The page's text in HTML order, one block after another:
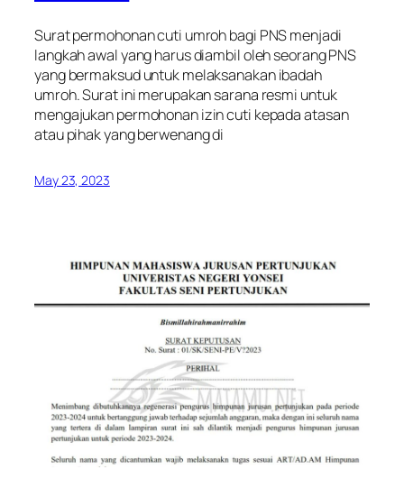
Surat permohonan cuti umroh bagi PNS menjadi
langkah awal yang harus diambil oleh seorang PNS
yang bermaksud untuk melaksanakan ibadah
umroh. Surat ini merupakan sarana resmi untuk
mengajukan permohonan izin cuti kepada atasan
atau pihak yang berwenang di
May 23, 2023